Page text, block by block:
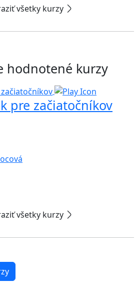
všetky kurzy
hodnotené kurzy
pre začiatočníkov
všetky kurzy